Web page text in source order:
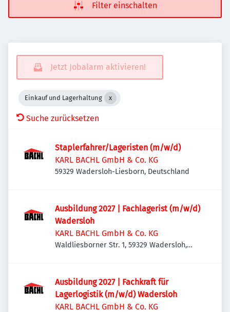
Filter einschalten
Jetzt Jobalarm aktivieren!
Einkauf und Lagerhaltung
Suche zurücksetzen
Staplerfahrer/Lageristen (m/w/d)
KARL BACHL GmbH & Co. KG
59329 Wadersloh-Liesborn, Deutschland
Ausbildung 2027 | Fachlagerist (m/w/d)
Wadersloh
KARL BACHL GmbH & Co. KG
Waldliesborner Str. 1, 59329 Wadersloh,
Ausbildung 2027 | Fachkraft für
Lagerlogistik (m/w/d) Wadersloh
KARL BACHL GmbH & Co. KG